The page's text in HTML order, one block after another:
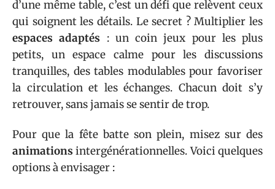
d’une même table, c’est un défi que relèvent ceux
qui soignent les détails. Le secret ? Multiplier les
espaces adaptés : un coin jeux pour les plus
petits, un espace calme pour les discussions
tranquilles, des tables modulables pour favoriser
la circulation et les échanges. Chacun doit s’y
retrouver, sans jamais se sentir de trop.
Pour que la fête batte son plein, misez sur des
animations intergénérationnelles. Voici quelques
options à envisager :